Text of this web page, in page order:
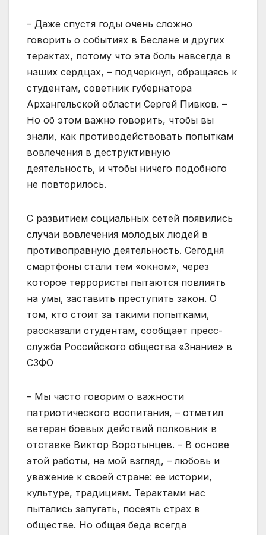
– Даже спустя годы очень сложно
говорить о событиях в Беслане и других
терактах, потому что эта боль навсегда в
наших сердцах, – подчеркнул, обращаясь к
студентам, советник губернатора
Архангельской области Сергей Пивков. –
Но об этом важно говорить, чтобы вы
знали, как противодействовать попыткам
вовлечения в деструктивную
деятельность, и чтобы ничего подобного
не повторилось.
С развитием социальных сетей появились
случаи вовлечения молодых людей в
противоправную деятельность. Сегодня
смартфоны стали тем «окном», через
которое террористы пытаются повлиять
на умы, заставить преступить закон. О
том, кто стоит за такими попытками,
рассказали студентам, сообщает пресс-
служба Российского общества «Знание» в
СЗФО
– Мы часто говорим о важности
патриотического воспитания, – отметил
ветеран боевых действий полковник в
отставке Виктор Воротынцев. – В основе
этой работы, на мой взгляд, – любовь и
уважение к своей стране: ее истории,
культуре, традициям. Терактами нас
пытались запугать, посеять страх в
обществе. Но общая беда всегда